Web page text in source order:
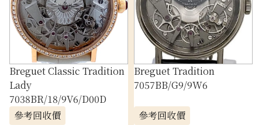
Breguet Classic Tradition
Lady
7038BR/18/9V6/D00D
參考回收價
Breguet Tradition
7057BB/G9/9W6
參考回收價